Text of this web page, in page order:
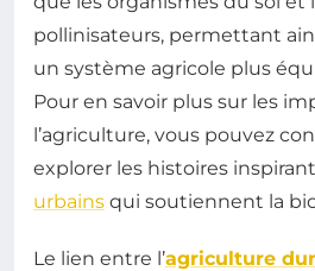
pollinisateurs, permettant
un système agricole plus
Pour en savoir plus sur les
l’agriculture, vous pouvez
explorer les histoires
urbains qui soutiennent la
Le lien entre l’agriculture